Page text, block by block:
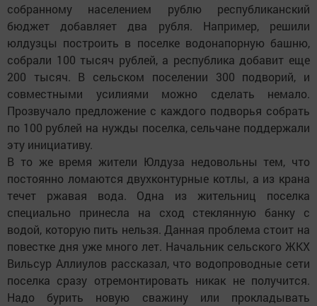
собранному населением рублю республиканский
бюджет добавляет два рубля. Например, решили
юлдузцы построить в поселке водонапорную башню,
собрали 100 тысяч рублей, а республика добавит еще
200 тысяч. В сельском поселении 300 подворий, и
совместными усилиями можно сделать немало.
Прозвучало предложение с каждого подворья собрать
по 100 рублей на нужды поселка, сельчане поддержали
эту инициативу.
В то же время жители Юлдуза недовольны тем, что
постоянно ломаются двухконтурные котлы, а из крана
течет ржавая вода. Одна из жительниц поселка
специально принесла на сход стеклянную банку с
водой, которую пить нельзя. Данная проб­лема стоит на
повестке дня уже много лет. Начальник сельского ЖКХ
Вильсур Аллиулов рассказал, что водопроводные сети
поселка сразу отремонтировать никак не получится.
Надо бурить новую сважину или прокладывать